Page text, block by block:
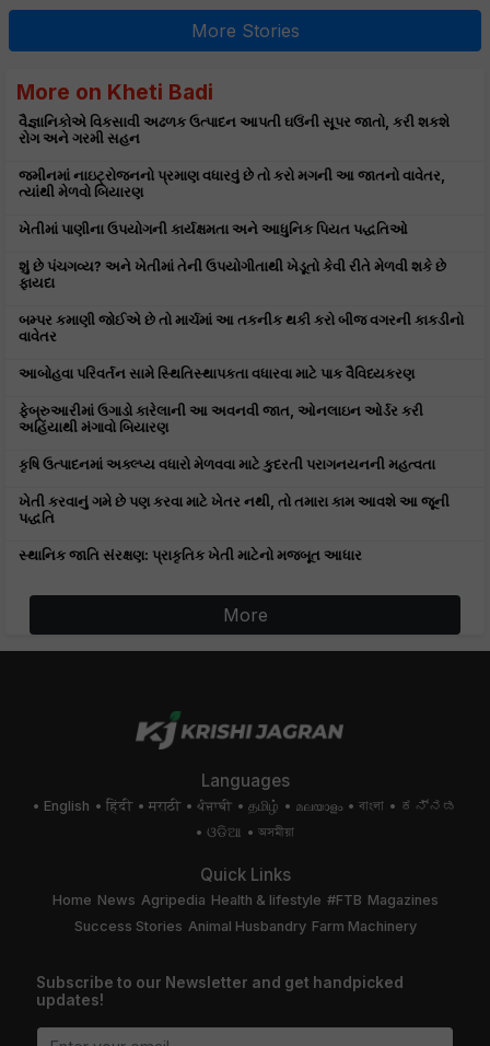
More Stories
More on Kheti Badi
વૈજ્ઞાનિકોએ વિકસાવી અઢળક ઉત્પાદન આપતી ઘઉંની સૂપર જાતો, કરી શકશે
રોગ અને ગરમી સહન
જમીનમાં નાઇટ્રોજનનો પ્રમાણ વધારવું છે તો કરો મગની આ જાતનો વાવેતર,
ત્યાંથી મેળવો બિયારણ
ખેતીમાં પાણીના ઉપયોગની કાર્યક્ષમતા અને આધુનિક પિયત પદ્ધતિઓ
શું છે પંચગવ્ય? અને ખેતીમાં તેની ઉપયોગીતાથી ખેડૂતો કેવી રીતે મેળવી શકે છે
ફાયદા
બમ્પર કમાણી જોઈએ છે તો માર્ચમાં આ તકનીક થકી કરો બીજ વગરની કાકડીનો
વાવેતર
આબોહવા પરિવર્તન સામે સ્થિતિસ્થાપકતા વધારવા માટે પાક વૈવિધ્યકરણ
ફેબ્રુઆરીમાં ઉગાડો કારેલાની આ અવનવી જાત, ઓનલાઇન ઓર્ડર કરી
અહિંયાથી મંગાવો બિયારણ
કૃષિ ઉત્પાદનમાં અક્લ્પ્ય વધારો મેળવવા માટે કુદરતી પરાગનયનની મહત્વતા
ખેતી કરવાનું ગમે છે પણ કરવા માટે ખેતર નથી, તો તમારા કામ આવશે આ જૂની
પદ્ધતિ
સ્થાનિક જાતિ સંરક્ષણ: પ્રાકૃતિક ખેતી માટેનો મજબૂત આધાર
More
Languages
English हिंदी मराठी ਪੰਜਾਬੀ தமிழ் മലയാളം বাংলা
ಕನ್ನಡ
ଓଡିଆ
অসমীয়া
Quick Links
Home News Agripedia Health & lifestyle #FTB Magazines
Success Stories Animal Husbandry Farm Machinery
Subscribe to our Newsletter and get handpicked
updates!